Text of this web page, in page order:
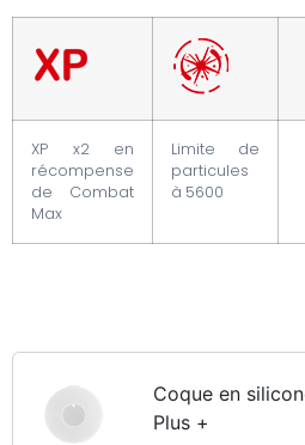
XP x2 en
récompense
de Combat
Max
Limite de
particules
à 5600
Coque en
Plus +